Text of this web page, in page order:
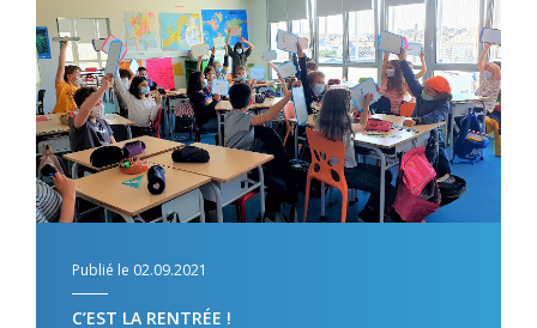
Publié le 02.09.2021
C’EST LA RENTRÉE !